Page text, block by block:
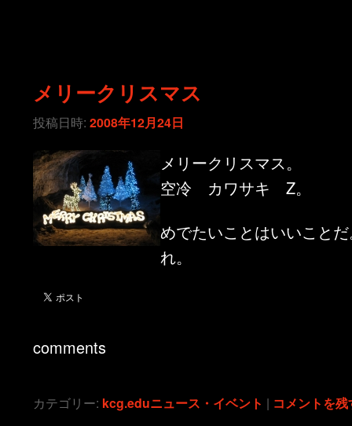
メリークリスマス
投稿日時:2008年12月24日
メリークリスマス。
空冷 カワサキ Z。
めでたいことはいいこと
れ。
comments
カテゴリー: kcg.eduニュース・イベント | コメントを残